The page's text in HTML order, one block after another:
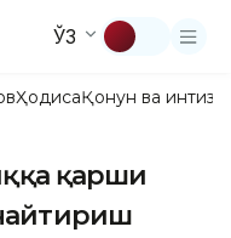
ЎЗ
ҲодисаҚонун ва
қарши